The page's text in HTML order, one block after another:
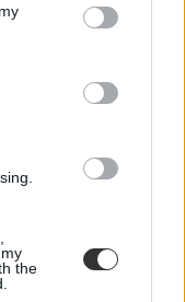
the
Kossuth
Gimnázium
141.